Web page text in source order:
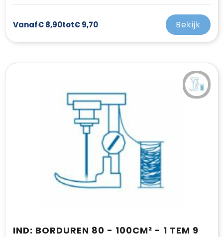
Vanaf€ 8,90tot€ 9,70 Bekijk
IND: BORDUREN 80 - 100CM² - 1 TEM 9